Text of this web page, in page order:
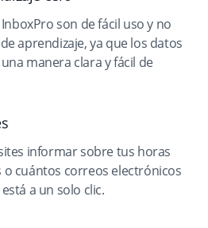
son de fácil uso y no
aprendizaje, ya que los datos
manera clara y fácil de
informar sobre tus horas
cuántos correos electrónicos
a un solo clic.